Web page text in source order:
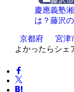
慶應義塾
は？藤沢
京都府
宮津
よかったらシェ